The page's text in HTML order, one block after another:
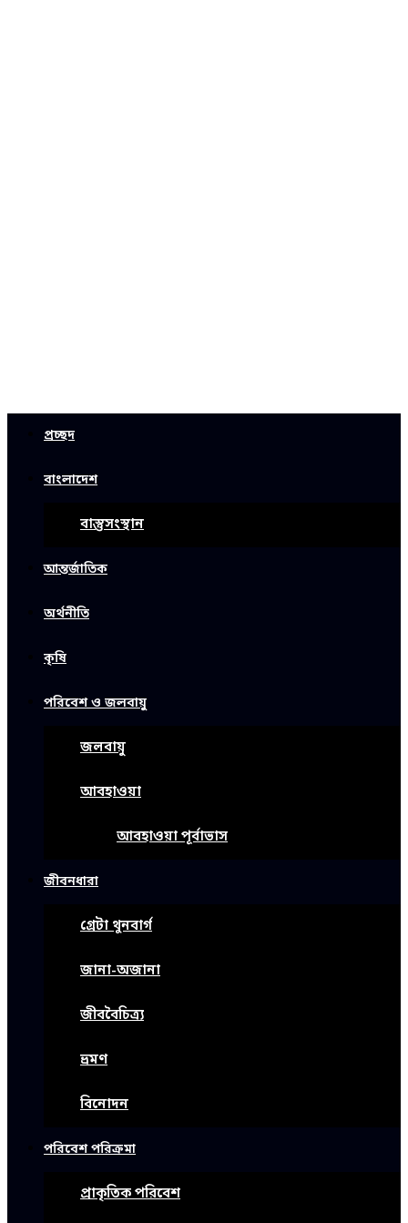
প্রচ্ছদ
বাংলাদেশ
বাস্তুসংস্থান
আন্তর্জাতিক
অর্থনীতি
কৃষি
পরিবেশ ও জলবায়ু
জলবায়ু
আবহাওয়া
আবহাওয়া পূর্বাভাস
জীবনধারা
গ্রেটা থুনবার্গ
জানা-অজানা
জীববৈচিত্র্য
ভ্রমণ
বিনোদন
পরিবেশ পরিক্রমা
প্রাকৃতিক পরিবেশ